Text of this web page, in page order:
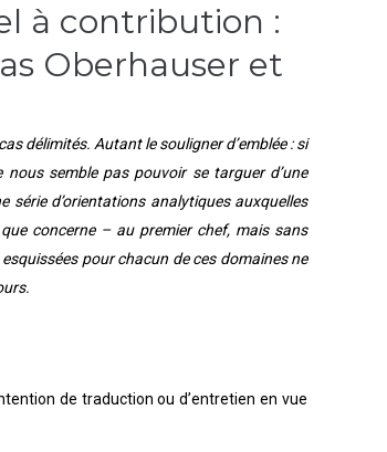
à contribution :
Oberhauser et
délimités. Autant le souligner d’emblée : si
semble pas pouvoir se targuer d’une
d’orientations analytiques auxquelles
concerne – au premier chef, mais sans
pour chacun de ces domaines ne
de traduction ou d’entretien en vue